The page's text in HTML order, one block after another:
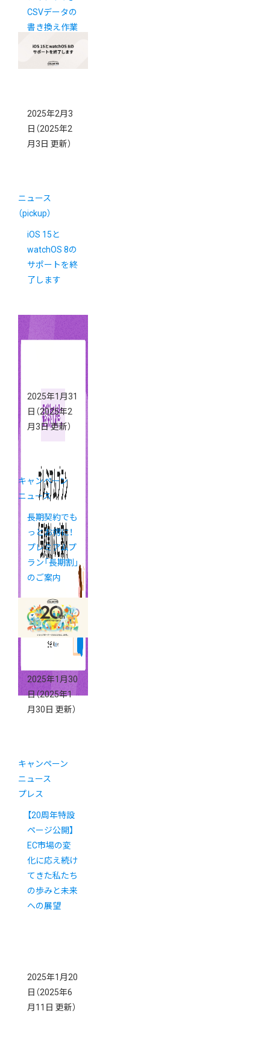
CSVデータの
書き換え作業
に関するご案
2025年2月3
日 （2025年2
月3日 更新）
ニュース
（pickup）
iOS 15と
watchOS 8の
サポートを終
了します
2025年1月31
日 （2025年2
月3日 更新）
キャンペーン
ニュース
長期契約でも
っとお得に！
プレミアムプ
ラン「長期割」
のご案内
2025年1月30
日（2025年1
月30日 更新）
キャンペーン
ニュース
プレス
【20周年特設
ページ公開】
EC市場の変
化に応え続け
てきた私たち
の歩みと未来
への展望
2025年1月20
日 （2025年6
月11日 更新）